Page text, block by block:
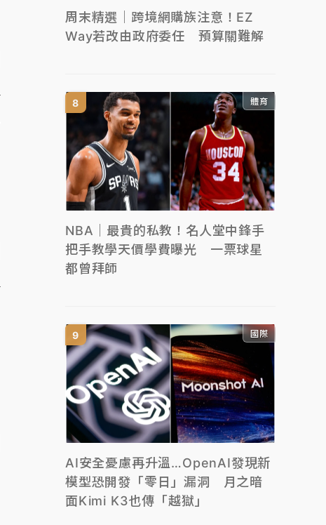
周末精選｜跨境網購族注意！EZ
Way若改由政府委任 預算關難解
體育
NBA｜最貴的私教！名人堂中鋒手
把手教學天價學費曝光 一票球星
都曾拜師
國際
AI安全憂慮再升溫…OpenAI發現新
模型恐開發「零日」漏洞 月之暗
面Kimi K3也傳「越獄」